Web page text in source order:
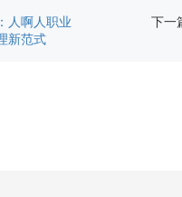
人啊人职业
新范式
下一